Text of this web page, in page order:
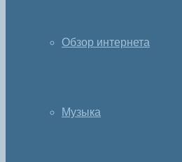
Обзор интернета
Музыка